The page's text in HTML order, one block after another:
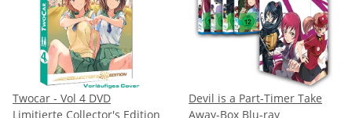
Twocar - Vol 4 DVD
Limitierte Collector's Edition
Devil is a Part-Timer Take
Away-Box Blu-ray